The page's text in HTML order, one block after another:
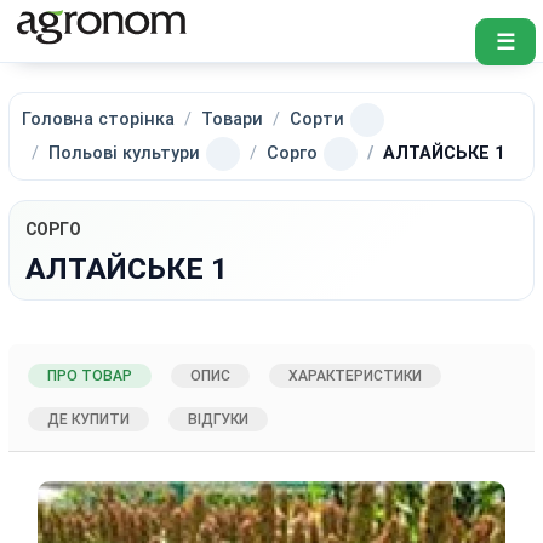
☰
Головна сторінка Товари
Сорти
Польові культури
Сорго АЛТАЙСЬКЕ 1
СОРГО
АЛТАЙСЬКЕ 1
ПРО ТОВАР ОПИС ХАРАКТЕРИСТИКИ
ДЕ КУПИТИ ВІДГУКИ